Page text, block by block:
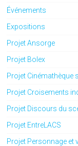
Événements
Expositions
Projet Ansorge
Projet Bolex
Projet Cinémathèque
Projet Croisements
Projet Discours du
Projet EntreLACS
Projet Personnage et